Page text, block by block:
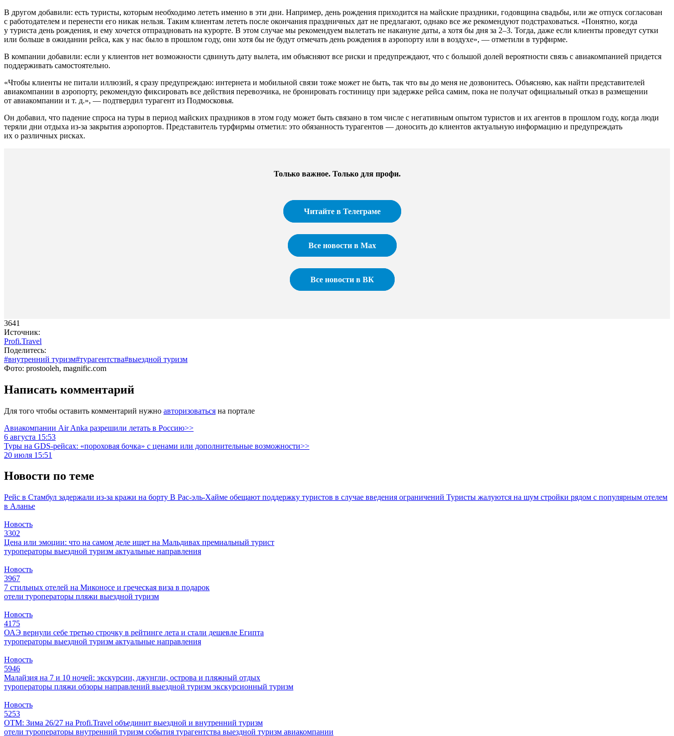
В другом добавили: есть туристы, которым необходимо лететь именно в эти дни. Например, день рождения приходится на майские праздники, годовщина свадьбы, или же отпуск согласован
с работодателем и перенести его никак нельзя. Таким клиентам лететь после окончания праздничных дат не предлагают, однако все же рекомендуют подстраховаться. «Понятно, когда
у туриста день рождения, и ему хочется отпраздновать на курорте. В этом случае мы рекомендуем вылетать не накануне даты, а хотя бы дня за 2–3. Тогда, даже если клиенты проведут сутки
или больше в ожидании рейса, как у нас было в прошлом году, они хотя бы не будут отмечать день рождения в аэропорту или в воздухе», — отметили в турфирме.
В компании добавили: если у клиентов нет возможности сдвинуть дату вылета, им объясняют все риски и предупреждают, что с большой долей вероятности связь с авиакомпанией придется
поддерживать самостоятельно.
«Чтобы клиенты не питали иллюзий, я сразу предупреждаю: интернета и мобильной связи тоже может не быть, так что вы до меня не дозвонитесь. Объясняю, как найти представителей
авиакомпании в аэропорту, рекомендую фиксировать все действия перевозчика, не бронировать гостиницу при задержке рейса самим, пока не получат официальный отказ в размещении
от авиакомпании и т. д.», — подтвердил турагент из Подмосковья.
Он добавил, что падение спроса на туры в период майских праздников в этом году может быть связано в том числе с негативным опытом туристов и их агентов в прошлом году, когда люди
теряли дни отдыха из-за закрытия аэропортов. Представитель турфирмы отметил: это обязанность турагентов — доносить до клиентов актуальную информацию и предупреждать
их о различных рисках.
Только важное. Только для профи.​
Читайте в Телеграме
Все новости в Max
Все новости в ВК
3641
Источник:
Profi.Travel
Поделитесь:
#внутренний туризм#турагентства#выездной туризм
Фото: prostooleh, magnific.com
Написать комментарий
Для того чтобы оставить комментарий нужно авторизоваться на портале
Авиакомпании Air Anka разрешили летать в Россию>>
6 августа 15:53
Туры на GDS-рейсах: «пороховая бочка» с ценами или дополнительные возможности>>
20 июля 15:51
Новости по теме
Рейс в Стамбул задержали из-за кражи на борту В Рас-эль-Хайме обещают поддержку туристов в случае введения ограничений Туристы жалуются на шум стройки рядом с популярным отелем
в Аланье
Новость
3302
Цена или эмоции: что на самом деле ищет на Мальдивах премиальный турист
туроператоры выездной туризм актуальные направления
Новость
3967
7 стильных отелей на Миконосе и греческая виза в подарок
отели туроператоры пляжи выездной туризм
Новость
4175
ОАЭ вернули себе третью строчку в рейтинге лета и стали дешевле Египта
туроператоры выездной туризм актуальные направления
Новость
5946
Малайзия на 7 и 10 ночей: экскурсии, джунгли, острова и пляжный отдых
туроператоры пляжи обзоры направлений выездной туризм экскурсионный туризм
Новость
5253
ОТМ: Зима 26/27 на Profi.Travel объединит выездной и внутренний туризм
отели туроператоры внутренний туризм события турагентства выездной туризм авиакомпании